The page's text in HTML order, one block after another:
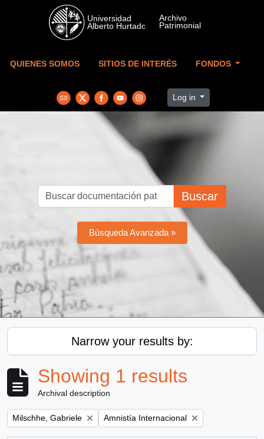
Skip to main content
QUIENES SOMOS SITIOS DE INTERÉS FONDOS
Log in
Buscar
Búsqueda Avanzada »
Narrow your results by:
Showing 1 results
Archival description
Remove filter:
Milschhe, Gabriele Remove filter:
Amnistía Internacional